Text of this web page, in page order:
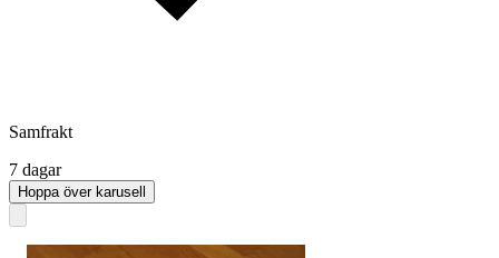
Samfrakt
7 dagar
Hoppa över karusell